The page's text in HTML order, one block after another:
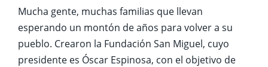
Mucha gente, muchas familias que llevan
esperando un montón de años para volver a su
pueblo. Crearon la Fundación San Miguel, cuyo
presidente es Óscar Espinosa, con el objetivo de